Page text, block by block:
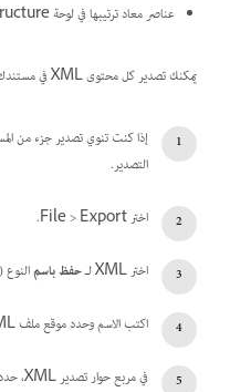
عناصر معاد ترتيبها في لوحة Structure، إذا احتجت.
يمكنك تصدير كل محتوى XML في مستندك أو جزء منه. يمكن تصدير المحتوى المميز فقط.
إذا كنت تنوي تصدير جزء من
التصدير.
اختر File > Export.
اختر XML لـ حفظ باسمالنوع (Windows) أو التنسيق (Mac).
اكتب الاسم وحدد موقع ملف XML، ثم انقر على حفظ.
في مربع حوار تصدير XML، حدد مخطط التشفير المطلوب: UTF-8 أو UTF-16.